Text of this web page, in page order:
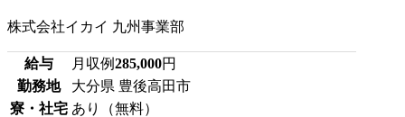
株式会社イカイ 九州事業部
給与 月収例285,000円
勤務地
大分県 豊後高田市
寮・社宅 あり（無料）